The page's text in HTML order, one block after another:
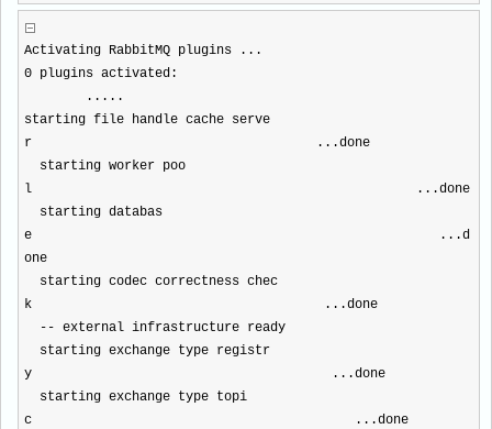
Activating RabbitMQ plugins ...
0 plugins activated:
.....
starting file handle cache serve
r ...done
starting worker poo
l ...done
starting databas
e ...d
one
starting codec correctness chec
k ...done
-- external infrastructure ready
starting exchange type registr
y ...done
starting exchange type topi
c ...done